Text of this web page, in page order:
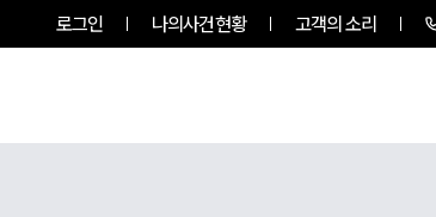
로그인 나의사건현황 고객의 소리